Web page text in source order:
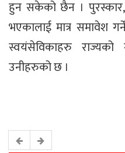
हुन सकेको छैन । पुरस्कार,
भएकालाई मात्र समावेश
स्वयंसेविकाहरु
उनीहरुको छ ।